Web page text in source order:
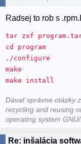
Radsej to rob s
tar zxf
cd program
./configure
make
make install
Dávať správne otázky
recycling and reusing
operating system
Re: inšalácia